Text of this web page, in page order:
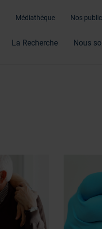
Médiathèque Nos
La Recherche Nous